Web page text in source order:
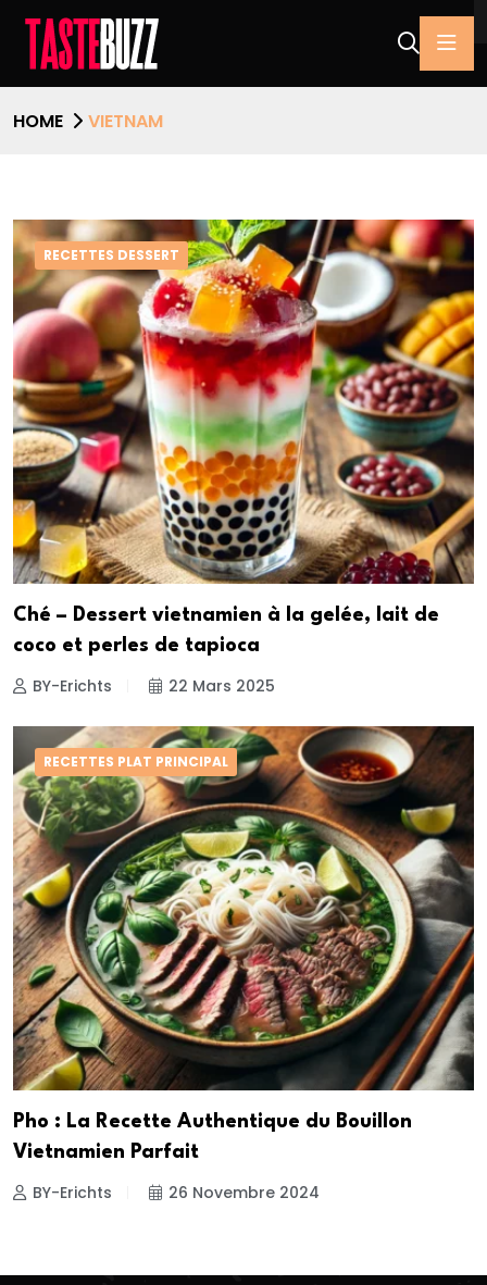
HOME VIETNAM
RECETTES DESSERT
Ché – Dessert vietnamien à la gelée, lait de
coco et perles de tapioca
BY-Erichts 22 Mars 2025
RECETTES PLAT PRINCIPAL
Pho : La Recette Authentique du Bouillon
Vietnamien Parfait
BY-Erichts 26 Novembre 2024